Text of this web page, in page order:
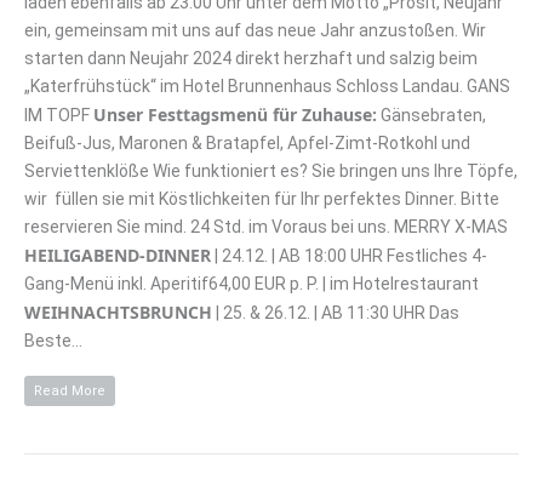
ein, gemeinsam mit uns auf das neue Jahr anzustoßen. Wir
starten dann Neujahr 2024 direkt herzhaft und salzig beim
„Katerfrühstück“ im Hotel Brunnenhaus Schloss Landau. GANS
IM TOPF Unser Festtagsmenü für Zuhause: Gänsebraten,
Beifuß-Jus, Maronen & Bratapfel, Apfel-Zimt-Rotkohl und
Serviettenklöße Wie funktioniert es? Sie bringen uns Ihre Töpfe,
wir füllen sie mit Köstlichkeiten für Ihr perfektes Dinner. Bitte
reservieren Sie mind. 24 Std. im Voraus bei uns. MERRY X-MAS
HEILIGABEND-DINNER | 24.12. | AB 18:00 UHR Festliches 4-
Gang-Menü inkl. Aperitif64,00 EUR p. P. | im Hotelrestaurant
WEIHNACHTSBRUNCH | 25. & 26.12. | AB 11:30 UHR Das
Beste…
Read More